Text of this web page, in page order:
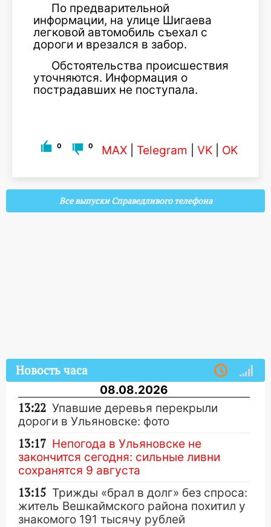
По предварительной
информации, на улице Шигаева
легковой автомобиль съехал с
дороги и врезался в забор.
Обстоятельства происшествия
уточняются. Информация о
пострадавших не поступала.
0 0 MAX Telegram VK OK
Все выпуски Справедливого телефона
Новость часа
08.08.2026
13:22 Упавшие деревья перекрыли
дороги в Ульяновске: фото
13:17 Непогода в Ульяновске не
закончится сегодня: сильные ливни
сохранятся 9 августа
13:15 Трижды «брал в долг» без спроса:
житель Вешкаймского района похитил у
знакомого 191 тысячу рублей